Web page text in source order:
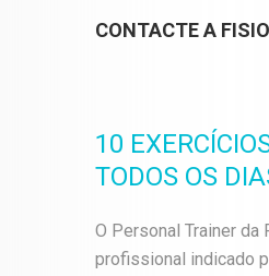
CONTACTE A
10
TODOS OS
O Personal Trainer da
profissional indicado